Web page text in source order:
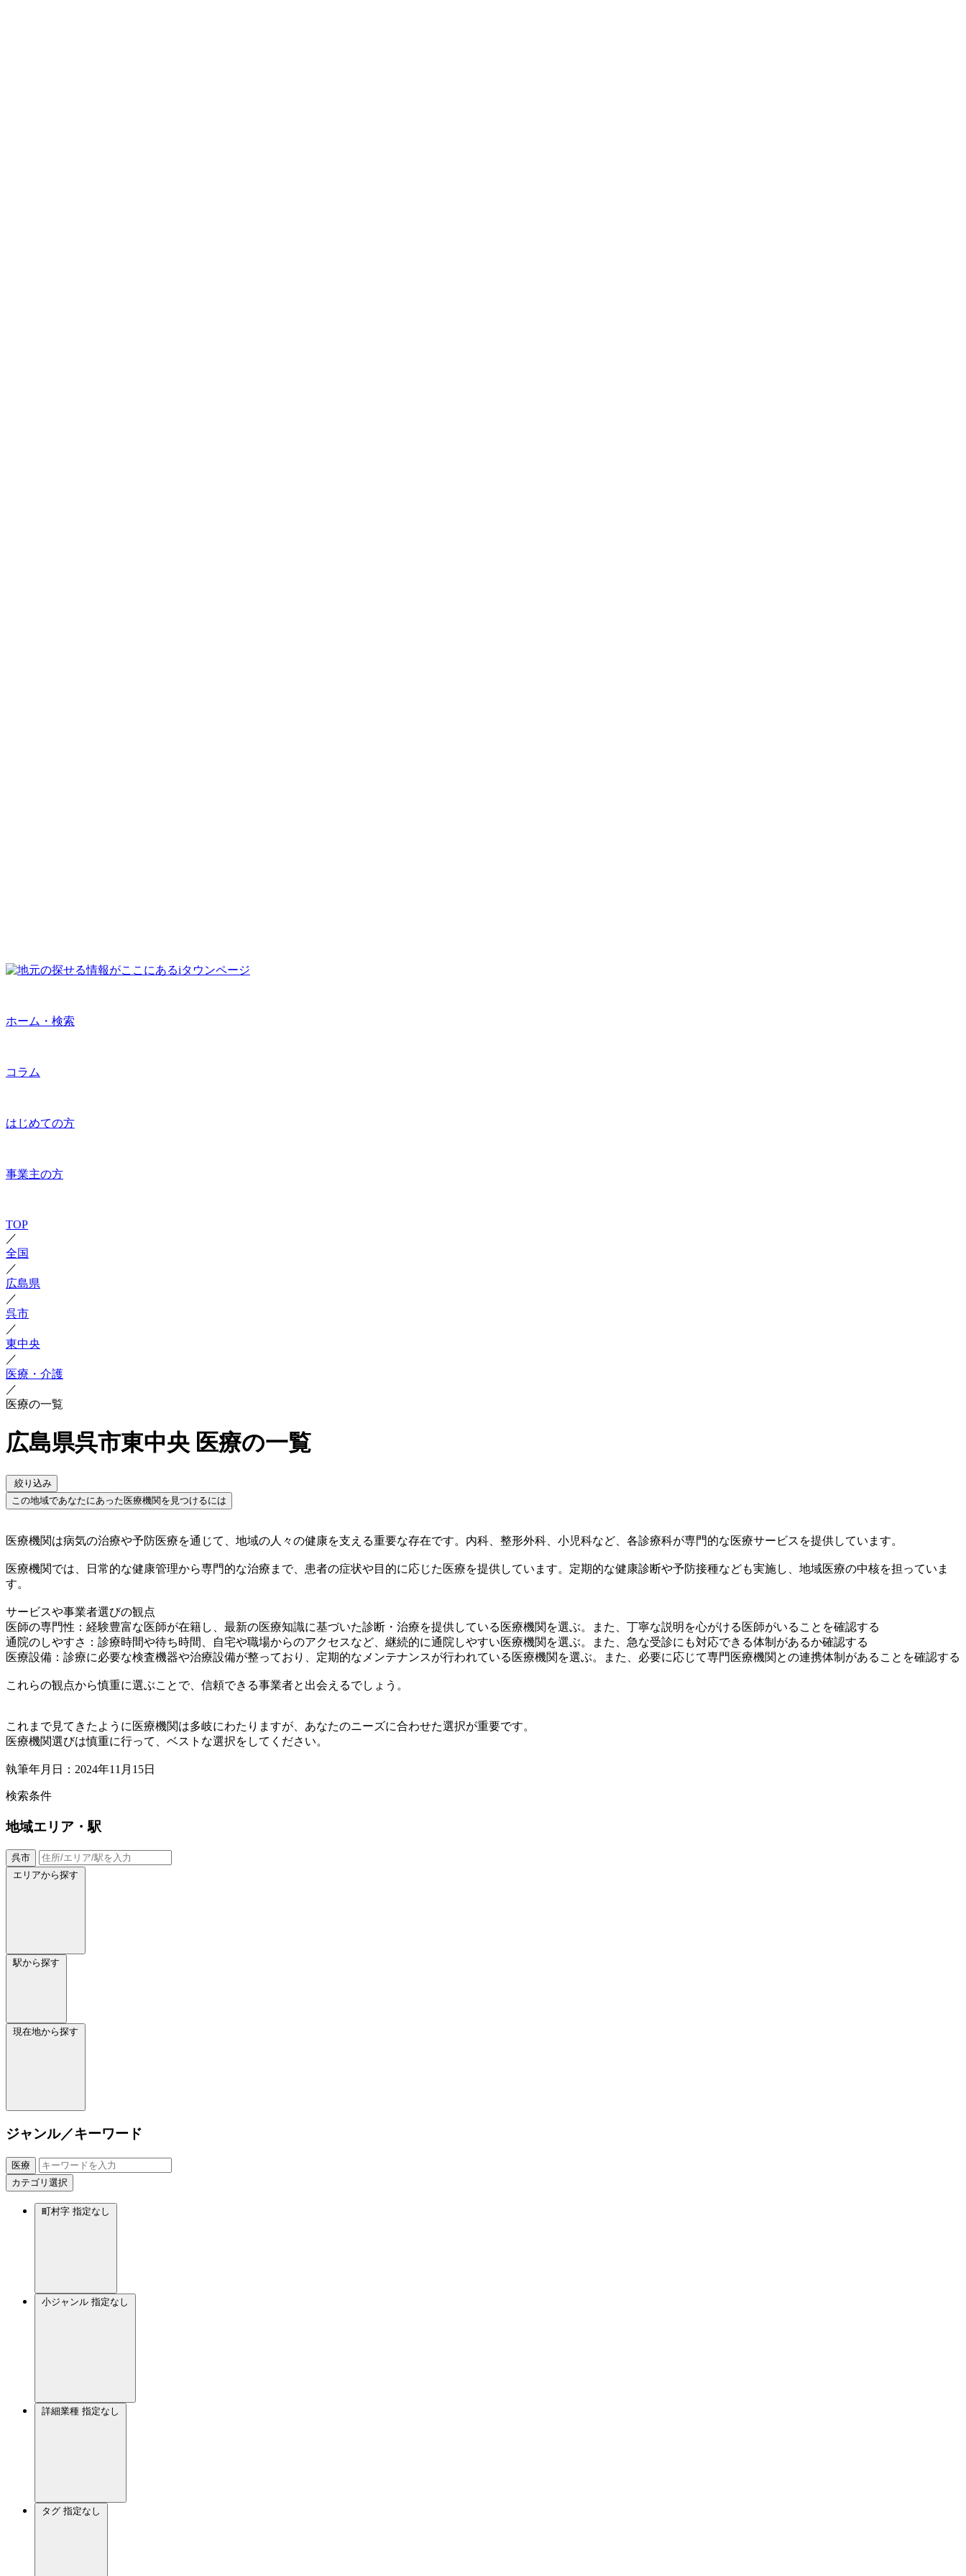
ホーム・検索
コラム
はじめての方
事業主の方
TOP
／
全国
／
広島県
／
呉市
／
東中央
／
医療・介護
／
医療の一覧
広島県呉市東中央 医療の一覧
絞り込み
この地域であなたにあった医療機関を見つけるには
医療機関は病気の治療や予防医療を通じて、地域の人々の健康を支える重要な存在です。内科、整形外科、小児科など、各診療科が専門的な医療サービスを提供しています。
医療機関では、日常的な健康管理から専門的な治療まで、患者の症状や目的に応じた医療を提供しています。定期的な健康診断や予防接種なども実施し、地域医療の中核を担っていま
す。
サービスや事業者選びの観点
医師の専門性：経験豊富な医師が在籍し、最新の医療知識に基づいた診断・治療を提供している医療機関を選ぶ。また、丁寧な説明を心がける医師がいることを確認する
通院のしやすさ：診療時間や待ち時間、自宅や職場からのアクセスなど、継続的に通院しやすい医療機関を選ぶ。また、急な受診にも対応できる体制があるか確認する
医療設備：診療に必要な検査機器や治療設備が整っており、定期的なメンテナンスが行われている医療機関を選ぶ。また、必要に応じて専門医療機関との連携体制があることを確認する
これらの観点から慎重に選ぶことで、信頼できる事業者と出会えるでしょう。
これまで見てきたように医療機関は多岐にわたりますが、あなたのニーズに合わせた選択が重要です。
医療機関選びは慎重に行って、ベストな選択をしてください。
執筆年月日：2024年11月15日
検索条件
地域エリア・駅
呉市
エリアから探す
駅から探す
現在地から探す
ジャンル／キーワード
医療
カテゴリ選択
町村字 指定なし
小ジャンル 指定なし
詳細業種 指定なし
タグ 指定なし